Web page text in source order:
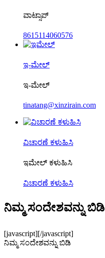
ವಾಟ್ಸಾಪ್
8615114060576
ಇ-ಮೇಲ್
ಇ-ಮೇಲ್
tinatang@xinzirain.com
ವಿಚಾರಣೆ ಕಳುಹಿಸಿ
ಇಮೇಲ್ ಕಳುಹಿಸಿ
ವಿಚಾರಣೆ ಕಳುಹಿಸಿ
ನಿಮ್ಮ ಸಂದೇಶವನ್ನು ಬಿಡಿ
[javascript][/javascript]
ನಿಮ್ಮ ಸಂದೇಶವನ್ನು ಬಿಡಿ